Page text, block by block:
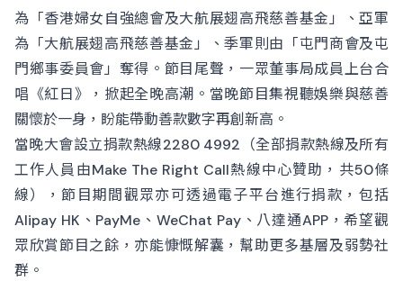
為「香港婦女自強總會及大航展翅高飛慈善基金」、亞軍
為「大航展翅高飛慈善基金」、季軍則由「屯門商會及屯
門鄉事委員會」奪得。節目尾聲，一眾董事局成員上台合
唱《紅日》，掀起全晚高潮。當晚節目集視聽娛樂與慈善
關懷於一身，盼能帶動善款數字再創新高。
當晚大會設立捐款熱線2280 4992（全部捐款熱線及所有
工作人員由Make The Right Call熱線中心贊助，共50條
線），節目期間觀眾亦可透過電子平台進行捐款，包括
Alipay HK、PayMe、WeChat Pay、八達通APP，希望觀
眾欣賞節目之餘，亦能慷慨解囊，幫助更多基層及弱勢社
群。